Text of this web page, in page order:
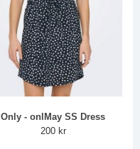
Only - onlMay SS Dress
200 kr